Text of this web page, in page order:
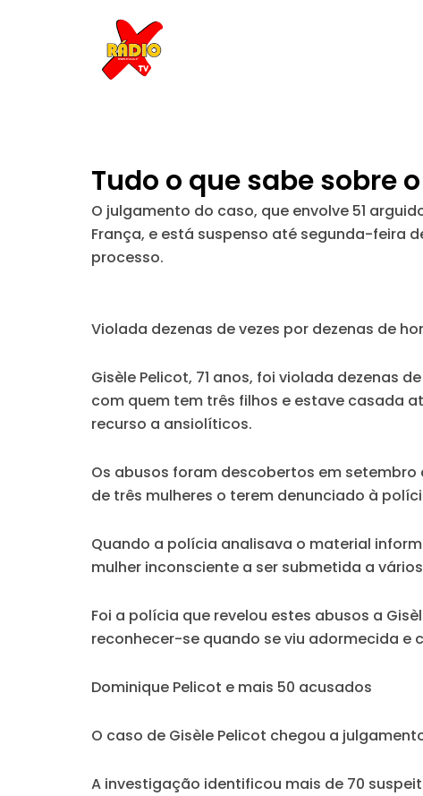
Tudo o que sabe sobre
O julgamento do caso, que envolve 51
França, e está suspenso até segunda-feira
processo.
Violada dezenas de vezes por dezenas de
Gisèle Pelicot, 71 anos, foi violada dezenas
com quem tem três filhos e estave casada
recurso a ansiolíticos.
Os abusos foram descobertos em
de três mulheres o terem denunciado à
Quando a polícia analisava o material
mulher inconsciente a ser submetida a
Foi a polícia que revelou estes abusos a
reconhecer-se quando se viu adormecida e
Dominique Pelicot e mais 50 acusados
O caso de Gisèle Pelicot chegou a
A investigação identificou mais de 70